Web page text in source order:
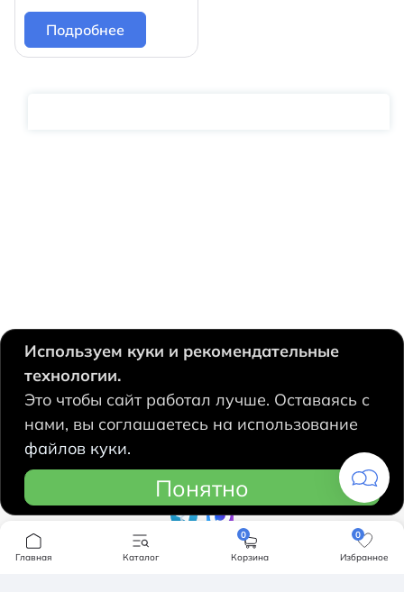
Подробнее
Компания
630124, Новосибирск,
Есенина, 67
hidrolux@mail.ru
Используем куки и рекомендательные
технологии.
Это чтобы сайт работал лучше. Оставаясь с
нами, вы соглашаетесь на использование
файлов куки.
Понятно
Главная Каталог
0
Корзина
0
Избранное